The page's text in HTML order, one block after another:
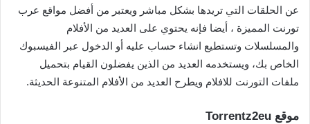
عن الحلقات التي تريدها بشكل مباشر ويعتبر من أفضل مواقع عرب
تورنت المميزة ، أيضا فإنه يحتوي على العديد من الأفلام
والمسلسلات وتستطيع انشاء حساب عليه أو الدخول عبر الفيسبوك
الخاص بك، ويستخدمه العديد من الذين يفضلون القيام بتحميل
ملفات التورنت للافلام ويطرح العديد من الأفلام المتنوعة الحديثة.
موقع Torrentz2eu